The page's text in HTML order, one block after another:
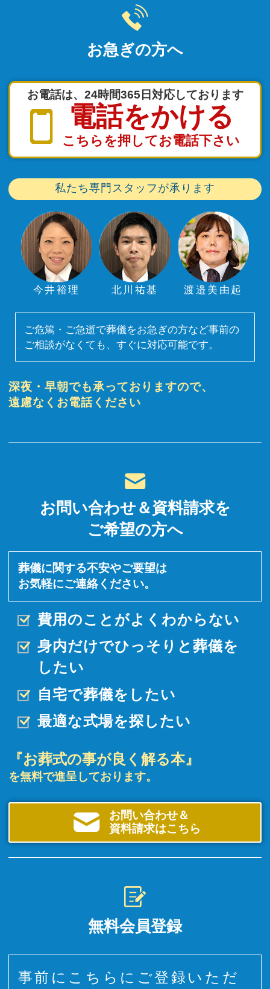
お急ぎの方へ
お電話は、24時間365日対応しております
電話をかける
こちらを押してお電話下さい
私たち専門スタッフが承ります
今井裕理 北川祐基 渡邉美由起
ご危篤・ご急逝で葬儀をお急ぎの方など事前の
ご相談がなくても、すぐに対応可能です。
深夜・早朝でも承っておりますので、
遠慮なくお電話ください
お問い合わせ＆資料請求を
ご希望の方へ
葬儀に関する不安やご要望は
お気軽にご連絡ください。
費用のことがよくわからない
身内だけでひっそりと 葬儀を
したい
自宅で葬儀をしたい
最適な式場を探したい
『お葬式の事が良く解る本』
を無料で進呈しております。
お問い合わせ＆
資料請求はこちら
無料会員登録
事前にこちらにご登録いただ